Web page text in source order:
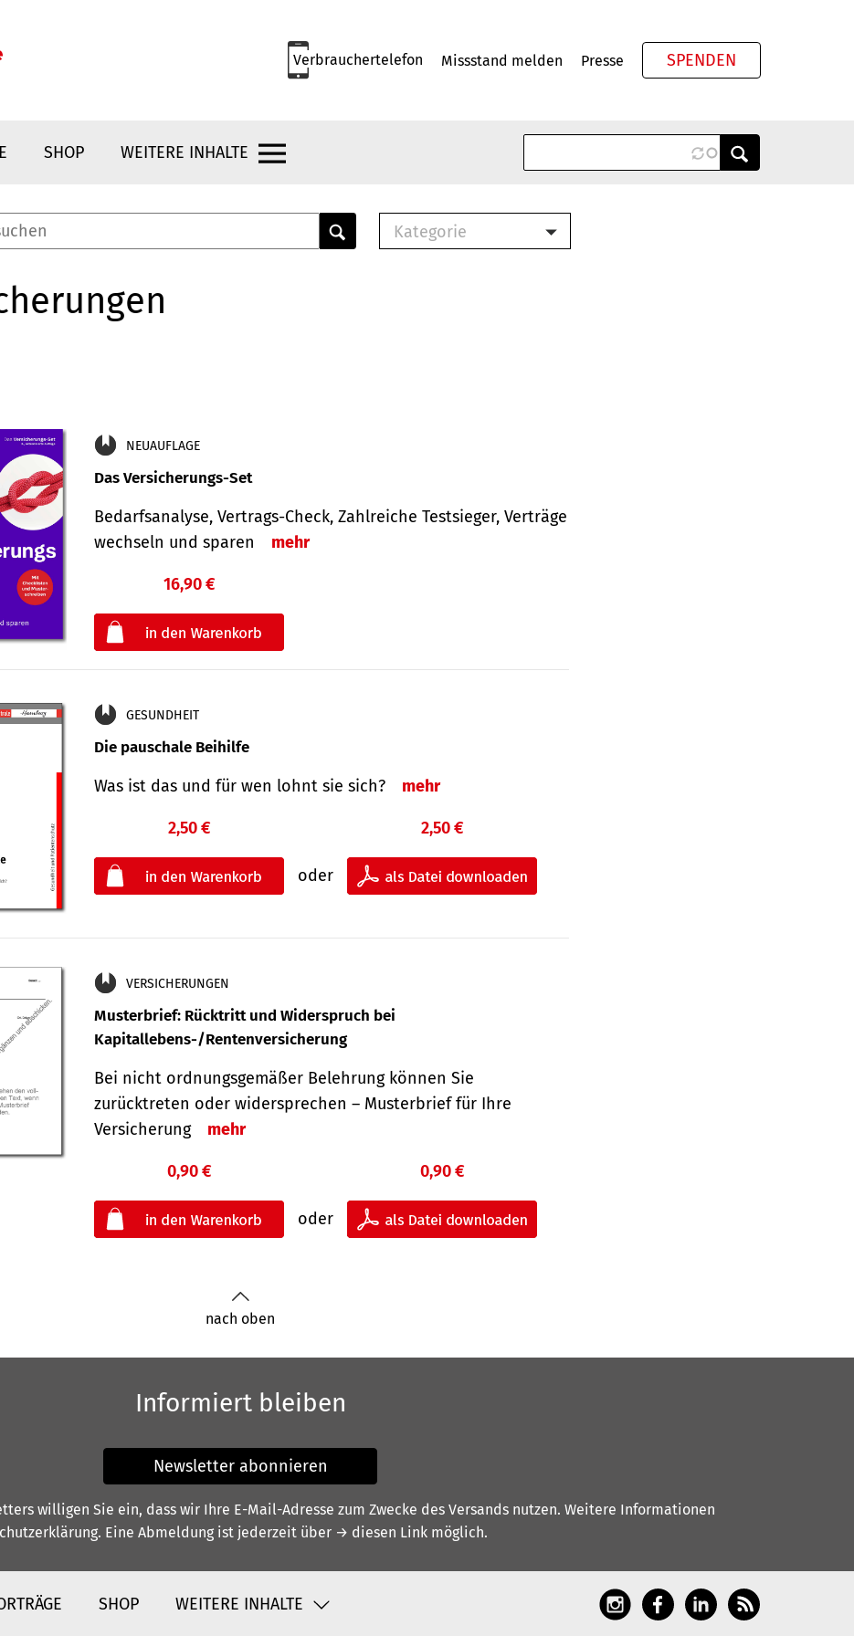
Verbrauchertelefon Missstand melden Presse SPENDEN
SHOP WEITERE INHALTE
Kategorie
NEUAUFLAGE
Das Versicherungs-Set
Bedarfsanalyse, Vertrags-Check, Zahlreiche Testsieger, Verträge
wechseln und sparen
mehr
16,90 €
GESUNDHEIT
Die pauschale Beihilfe
Was ist das und für wen lohnt sie sich? mehr
2,50 €
oder
2,50 €
VERSICHERUNGEN
Musterbrief: Rücktritt und Widerspruch bei
Kapitallebens-/Rentenversicherung
Bei nicht ordnungsgemäßer Belehrung können Sie
zurücktreten oder widersprechen – Musterbrief für Ihre
Versicherung
mehr
0,90 €
oder
0,90 €
nach oben
Informiert bleiben
Newsletter abonnieren
willigen Sie ein, dass wir Ihre E-Mail-Adresse zum Zwecke des Versands nutzen. Weitere Informationen
. Eine Abmeldung ist jederzeit über → diesen Link möglich.
SHOP WEITERE INHALTE